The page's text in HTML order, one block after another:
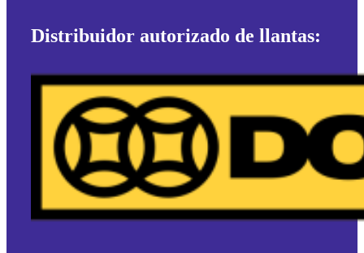
Distribuidor autorizado de llantas: